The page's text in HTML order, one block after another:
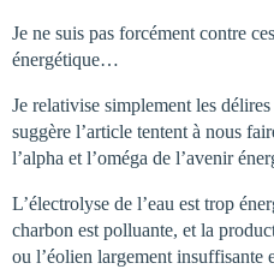
Je ne suis pas forcément contre
énergétique…
Je relativise simplement les
suggère l’article tentent à nous
l’alpha et l’oméga de l’avenir
L’électrolyse de l’eau est trop
charbon est polluante, et la
ou l’éolien largement insuffisante